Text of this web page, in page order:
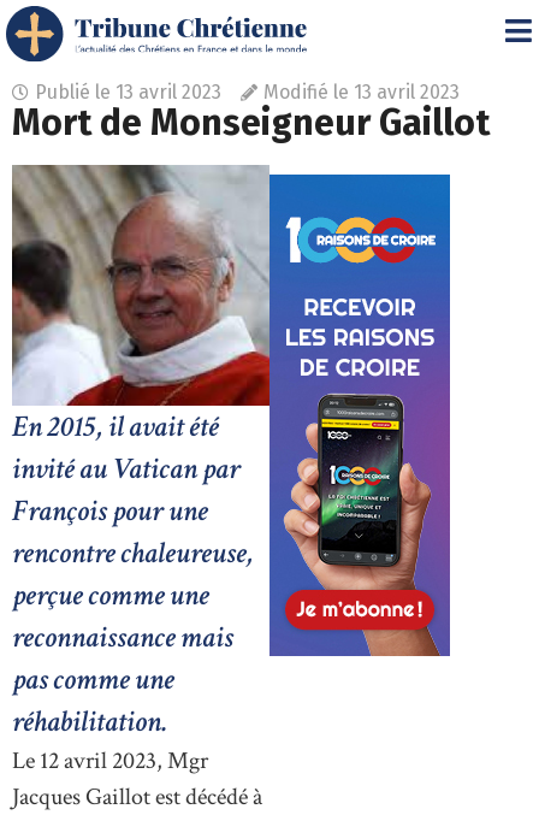
Publié le 13 avril 2023 Modifié le 13 avril 2023
Mort de Monseigneur Gaillot
En 2015, il avait été
invité au Vatican par
François pour une
rencontre chaleureuse,
perçue comme une
reconnaissance mais
pas comme une
réhabilitation.
Le 12 avril 2023, Mgr
Jacques Gaillot est décédé à